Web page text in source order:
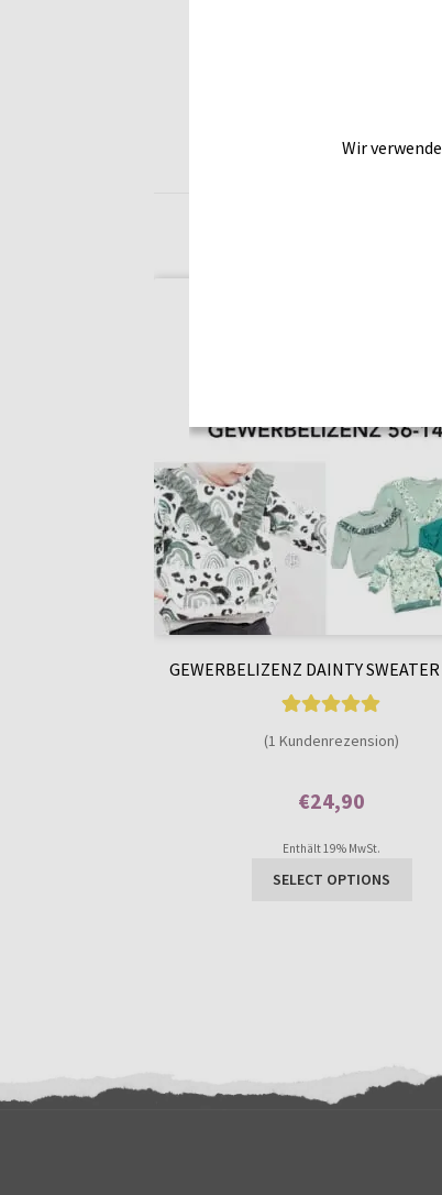
GEWERBELIZENZ DAINTY
Kundenbewer
(1 Kundenrezension)
€24,90
Enthält 19% MwSt.
SELECT OPTIONS
Wir